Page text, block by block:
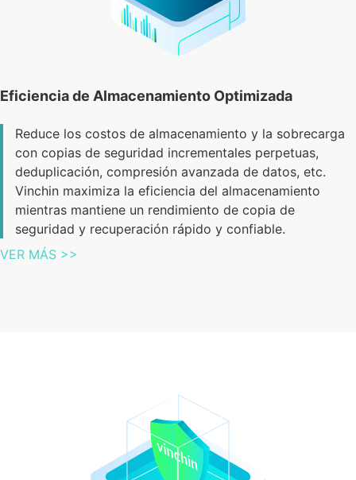
Eficiencia de Almacenamiento Optimizada
Reduce los costos de almacenamiento y la sobrecarga
con copias de seguridad incrementales perpetuas,
deduplicación, compresión avanzada de datos, etc.
Vinchin maximiza la eficiencia del almacenamiento
mientras mantiene un rendimiento de copia de
seguridad y recuperación rápido y confiable.
VER MÁS >>